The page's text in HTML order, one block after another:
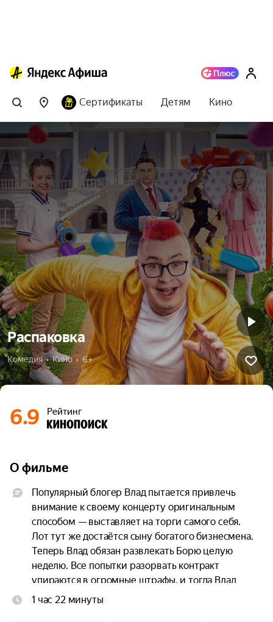
Сертификаты Детям Кино
Распаковка
Комедия  •  Кино  •  6+
6.9 Рейтинг
О фильме
Популярный блогер Влад пытается привлечь
внимание к своему концерту оригинальным
способом — выставляет на торги самого себя.
Лот тут же достаётся сыну богатого бизнесмена.
Теперь Влад обязан развлекать Борю целую
неделю. Все попытки разорвать контракт
упираются в огромные штрафы, и тогда Влад
решает как следует разозлить Борю и сделать
1 час 22 минуты